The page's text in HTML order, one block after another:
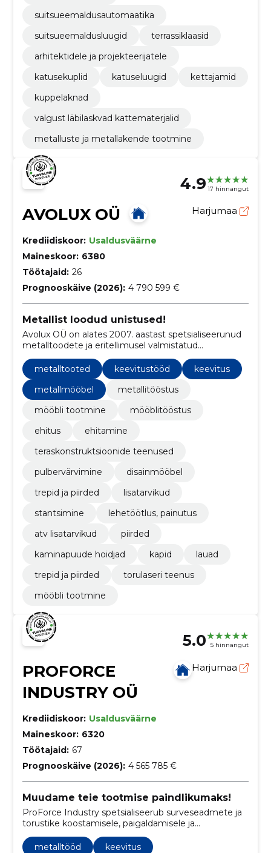
suitsueemaldusautomaatika
suitsueemaldusluugid
terrassiklaasid
arhitektidele ja projekteerijatele
katusekuplid
katuseluugid
kettajamid
kuppelaknad
valgust läbilaskvad kattematerjalid
metalluste ja metallakende tootmine
4.9 17 hinnangut
AVOLUX OÜ Harjumaa
Krediidiskoor: Usaldusväärne
Maineskoor: 6380
Töötajaid: 26
Prognooskäive (2026): 4 790 599 €
Metallist loodud unistused!
Avolux OÜ on alates 2007. aastast spetsialiseerunud
metalltoodete ja eritellimusel valmistatud
disainmööbli tootmisele, pakkudes laia valikut
metallmööblit, disainmööblit, metallkappe ja
mitmesuguseid metallitöid.
metalltooted keevitustööd
keevitus
metallmööbel
metallitööstus
mööbli tootmine
mööblitööstus
ehitus
ehitamine
teraskonstruktsioonide teenused
pulbervärvimine
disainmööbel
trepid ja piirded
lisatarvikud
stantsimine
lehetöötlus, painutus
atv lisatarvikud
piirded
kaminapuude hoidjad
kapid
lauad
trepid ja piirded
torulaseri teenus
mööbli tootmine
5.0 5 hinnangut
PROFORCE
INDUSTRY OÜ
Harjumaa
Krediidiskoor: Usaldusväärne
Maineskoor: 6320
Töötajaid: 67
Prognooskäive (2026): 4 565 785 €
Muudame teie tootmise paindlikumaks!
ProForce Industry spetsialiseerub surveseadmete ja
torustike koostamisele, paigaldamisele ja
keevitustöödele. Samuti paigaldavad je keevitavad
erinevaid metallkonstruktsioone.
metalltööd
keevitus